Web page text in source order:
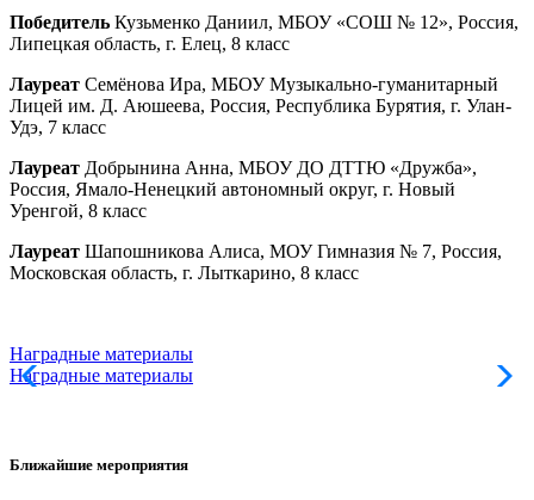
Победитель Кузьменко Даниил, МБОУ «СОШ № 12», Россия,
Липецкая область, г. Елец, 8 класс
Лауреат Семёнова Ира, МБОУ Музыкально-гуманитарный
Лицей им. Д. Аюшеева, Россия, Республика Бурятия, г. Улан-
Удэ, 7 класс
Лауреат Добрынина Анна, МБОУ ДО ДТТЮ «Дружба»,
Россия, Ямало-Ненецкий автономный округ, г. Новый
Уренгой, 8 класс
Лауреат Шапошникова Алиса, МОУ Гимназия № 7, Россия,
Московская область, г. Лыткарино, 8 класс
Наградные материалы
Наградные материалы
Ближайшие мероприятия